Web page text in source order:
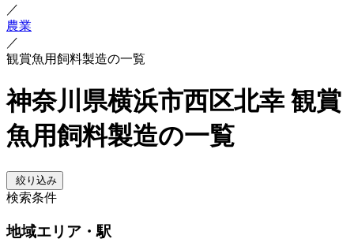
／
農業
／
観賞魚用飼料製造の一覧
神奈川県横浜市西区北幸 観賞
魚用飼料製造の一覧
絞り込み
検索条件
地域エリア・駅